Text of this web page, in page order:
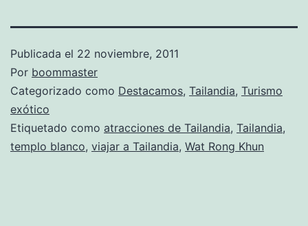
Publicada el 22 noviembre, 2011
Por boommaster
Categorizado como Destacamos, Tailandia, Turismo
exótico
Etiquetado como atracciones de Tailandia, Tailandia,
templo blanco, viajar a Tailandia, Wat Rong Khun